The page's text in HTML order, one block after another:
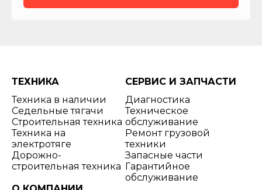
ТЕХНИКА
Техника в наличии
Седельные тягачи
Строительная техника
Техника на
электротяге
Дорожно-
строительная техника
СЕРВИС И ЗАПЧАСТИ
Диагностика
Техническое
обслуживание
Ремонт грузовой
техники
Запасные части
Гарантийное
обслуживание